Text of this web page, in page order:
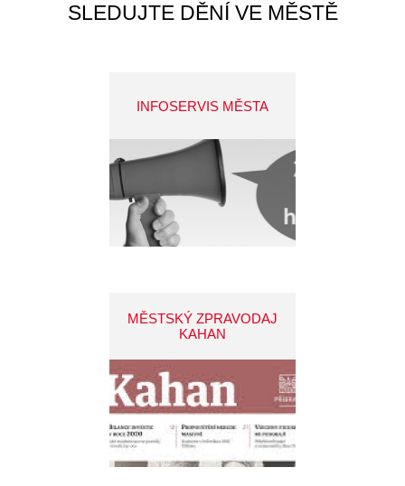
SLEDUJTE DĚNÍ VE MĚSTĚ
INFOSERVIS MĚSTA
MĚSTSKÝ ZPRAVODAJ
KAHAN